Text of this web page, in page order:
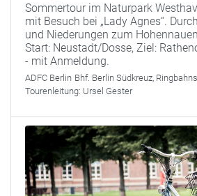
Sommertour im Naturpark
mit Besuch bei „Lady Agnes“.
und Niederungen zum
Start: Neustadt/Dosse, Ziel:
- mit Anmeldung.
ADFC Berlin Bhf. Berlin Südkreuz,
Tourenleitung: Ursel Gester